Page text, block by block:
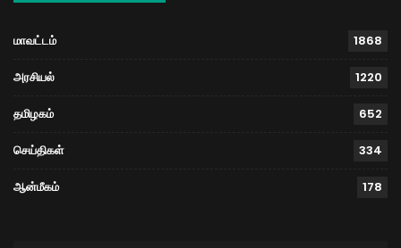
மாவட்டம் 1868
அரசியல் 1220
தமிழகம் 652
செய்திகள் 334
ஆன்மீகம் 178